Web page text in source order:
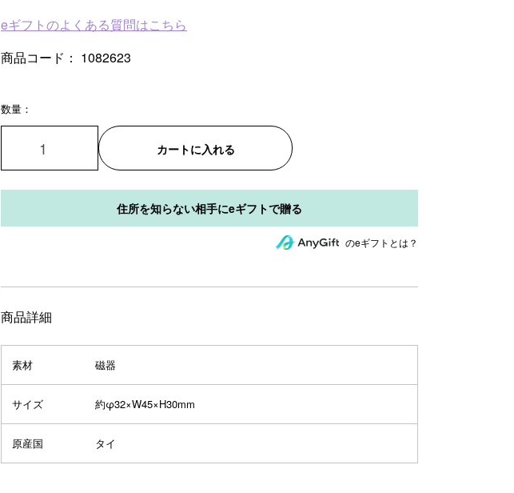
eギフトのよくある質問はこちら
商品コード： 1082623
数量：
カートに入れる
のeギフトとは？
商品詳細
素材 磁器
サイズ 約φ32×W45×H30mm
原産国 タイ